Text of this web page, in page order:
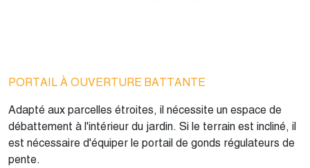
PORTAIL À OUVERTURE BATTANTE
Adapté aux parcelles étroites, il nécessite un espace de
débattement à l'intérieur du jardin. Si le terrain est incliné, il
est nécessaire d'équiper le portail de gonds régulateurs de
pente.